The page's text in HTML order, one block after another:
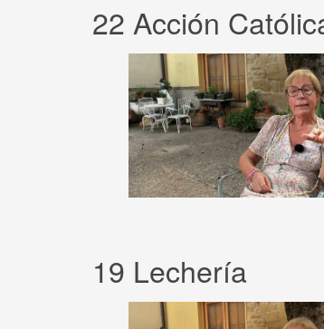
22 Acción
19 Lechería